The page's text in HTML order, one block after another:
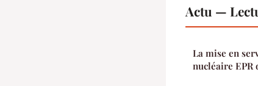
Actu —
La mise en
nucléaire EPR